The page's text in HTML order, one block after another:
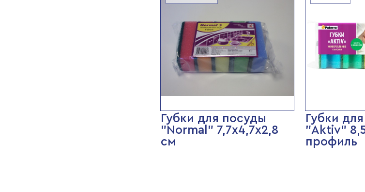
Губки для посуды
"Normal" 7,7х4,7х2,8
см
Губки
"Aktiv"
профиль